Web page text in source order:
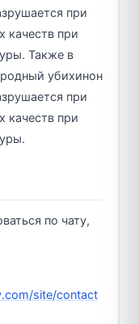
при
качеств при
Также в
убихинон
при
качеств при
по чату,
site/contact